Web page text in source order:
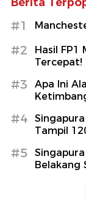
#1
#2
Hasil FP1
Tercepat!
#3
Apa Ini
#4
Tampil
#5
Belakang